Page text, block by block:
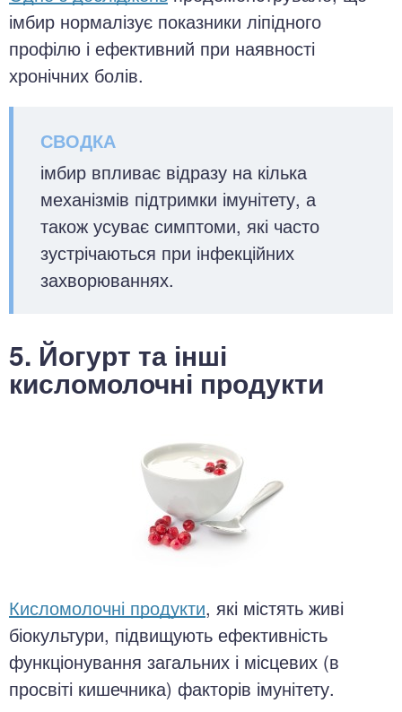
імбир нормалізує показники ліпідного
профілю і ефективний при наявності
хронічних болів.
імбир впливає відразу на кілька
механізмів підтримки імунітету, а
також усуває симптоми, які часто
зустрічаються при інфекційних
захворюваннях.
5. Йогурт та інші
кисломолочні продукти
Кисломолочні продукти, які містять живі
біокультури, підвищують ефективність
функціонування загальних і місцевих (в
просвіті кишечника) факторів імунітету.